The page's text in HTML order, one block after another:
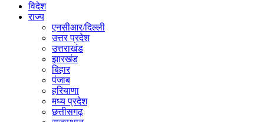
विदेश
राज्य
एनसीआर/दिल्ली
उत्तर प्रदेश
उत्तराखंड
झारखंड
बिहार
पंजाब
हरियाणा
मध्य प्रदेश
छत्तीसगढ़